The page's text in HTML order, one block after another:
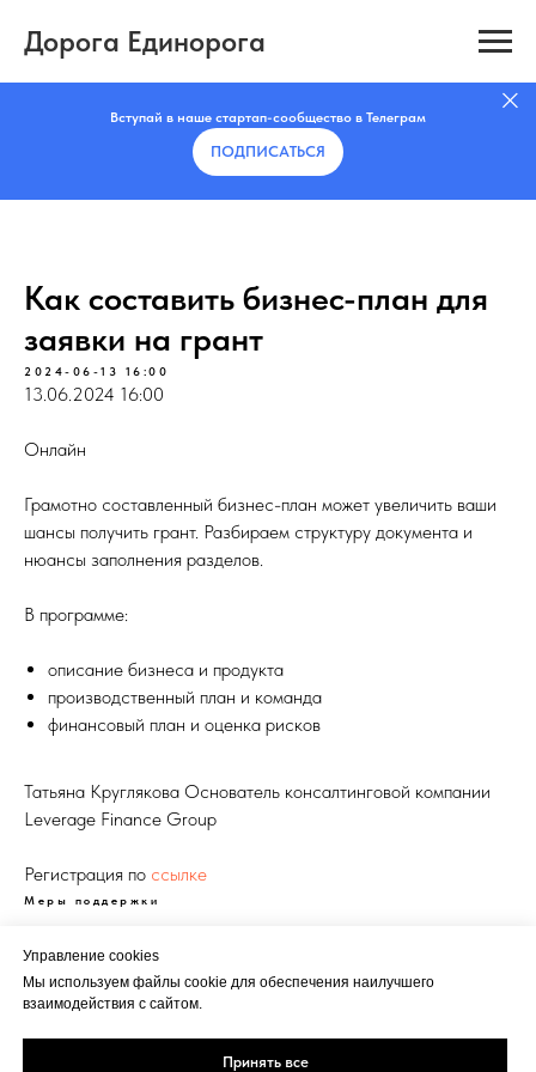
Дорога Единорога
Вступай в наше стартап-сообщество в Телеграм
ПОДПИСАТЬCЯ
Как составить бизнес-план для
заявки на грант
2024-06-13 16:00
13.06.2024 16:00
Онлайн
Грамотно составленный бизнес-план может увеличить ваши
шансы получить грант. Разбираем структуру документа и
нюансы заполнения разделов.
В программе:
описание бизнеса и продукта
производственный план и команда
финансовый план и оценка рисков
Татьяна Круглякова Основатель консалтинговой компании
Leverage Finance Group
Регистрация по ссылке
Меры поддержки
Управление cookies
Мы используем файлы cookie для обеспечения наилучшего
взаимодействия с сайтом.
Принять все